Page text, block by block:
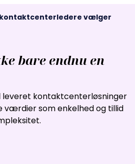
vælger
bare endnu en
leveret kontaktcenterløsninger
værdier som enkelhed og tillid